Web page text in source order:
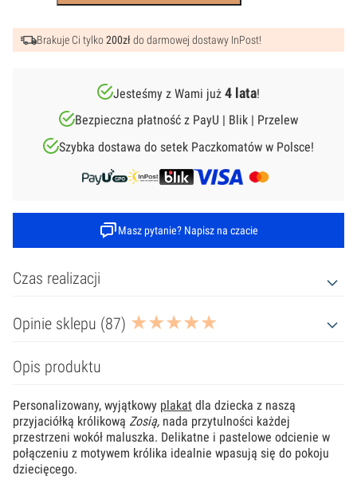
Brakuje Ci tylko200zł do darmowej dostawy InPost!
Jesteśmy z Wami już 4 lata!
Bezpieczna płatność z PayU | Blik | Przelew
Szybka dostawa do setek Paczkomatów w Polsce!
Masz pytanie? Napisz na czacie
Czas realizacji
Opinie sklepu (87)
Opis produktu
Personalizowany, wyjątkowy plakatdla dziecka z naszą
przyjaciółką królikową Zosią, nada przytulności każdej
przestrzeni wokół maluszka. Delikatne i pastelowe odcienie w
połączeniu z motywem królika idealnie wpasują się do pokoju
dziecięcego.